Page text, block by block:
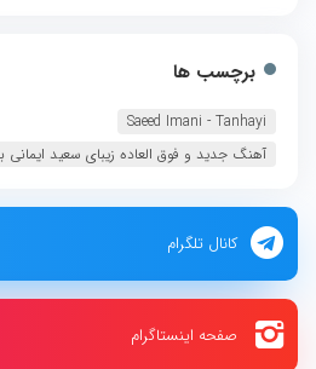
برچسب ها
Saeed Imani - Tanhayi
آهنگ جدید و فوق العاده زیبای سعید ایمانی
کانال تلگرام
صفحه اینستاگرام